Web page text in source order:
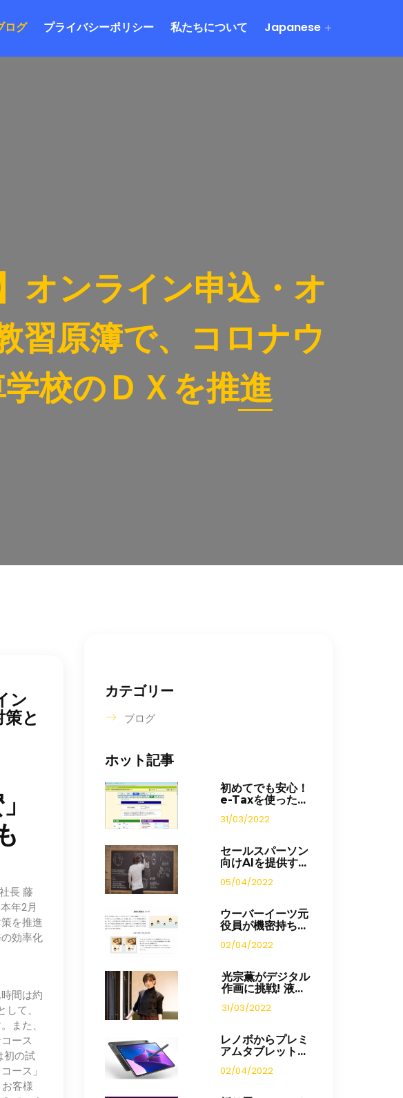
ログ プライバシーポリシー 私たちについて Japanese
オンライン申込・オ
習原簿で、コロナウ
校のＤＸを推進
ン
と
⻑ 藤
年2⽉
を推進
効率化
間は約
て、
また、
ース
初の試
ース」
客様
カテゴリー
ブログ
ホット記事
初めてでも安心！
e-Taxを使った...
31/03/2022
セールスパーソン
向けAIを提供す...
05/04/2022
ウーバーイーツ元
役員が機密持ち...
02/04/2022
光宗薫がデジタル
作画に挑戦! 液...
31/03/2022
レノボからプレミ
アムタブレット...
02/04/2022